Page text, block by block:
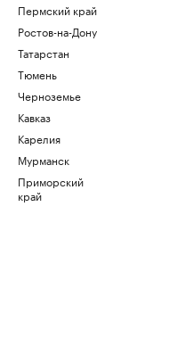
Пермский край
Ростов-на-Дону
Татарстан
Тюмень
Черноземье
Кавказ
Карелия
Мурманск
Приморский
край